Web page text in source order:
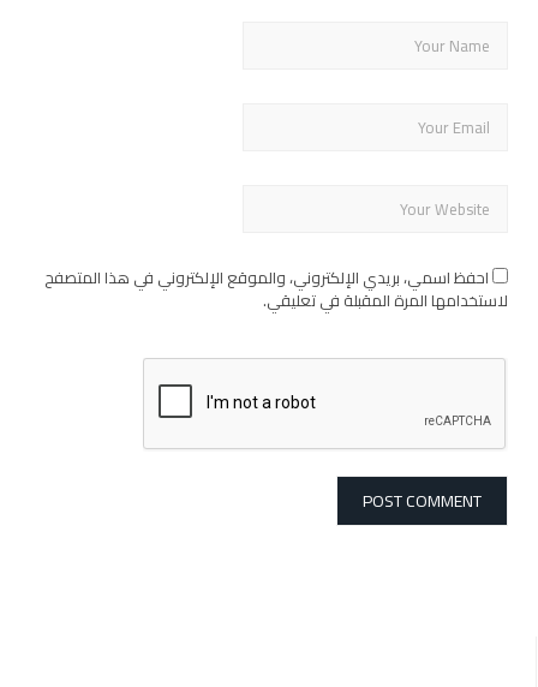
احفظ اسمي، بريدي الإلكتروني، والموقع الإلكتروني في هذا المتصفح
لاستخدامها المرة المقبلة في تعليقي.